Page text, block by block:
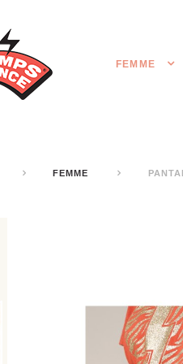
FEMME
FEMME